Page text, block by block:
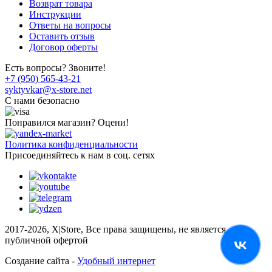
Возврат товара
Инструкции
Ответы на вопросы
Оставить отзыв
Договор оферты
Есть вопросы? Звоните!
+7 (950) 565-43-21
syktyvkar@x-store.net
C нами безопасно
Понравился магазин? Оцени!
Политика конфиденциальности
Присоединяйтесь к нам в соц. сетях
2017-2026, X|Store, Все права защищены, не является
публичной офертой
Создание сайта - Удобный интернет